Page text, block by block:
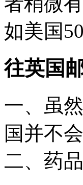
如美国
往英国
一、虽
国并不
二、药